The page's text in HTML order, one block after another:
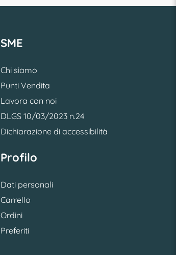
SME
Chi siamo
Punti Vendita
Lavora con noi
DLGS 10/03/2023 n.24
Dichiarazione di accessibilità
Profilo
Dati personali
Carrello
Ordini
Preferiti